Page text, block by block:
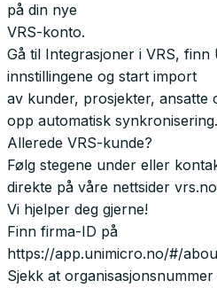
på din nye
VRS-konto.
Gå til Integrasjoner i VRS, finn
innstillingene og start import
av kunder, prosjekter,
opp automatisk synkronisering.
Allerede VRS-kunde?
Følg stegene under eller
direkte på våre nettsider
Vi hjelper deg gjerne!
Finn firma-ID på
https://app.unimicro.no/#/
Sjekk at